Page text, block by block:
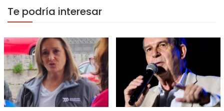
Te podría interesar